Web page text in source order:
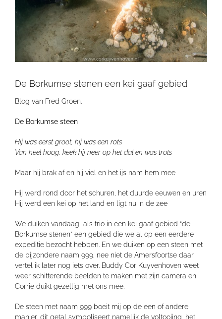
De Borkumse stenen een kei gaaf gebied
Blog van Fred Groen.
De Borkumse steen
Hij was eerst groot, hij was een rots
Van heel hoog, keek hij neer op het dal en was trots
Maar hij brak af en hij viel en het ijs nam hem mee
Hij werd rond door het schuren, het duurde eeuwen en uren
Hij werd een kei op het land en ligt nu in de zee
We duiken vandaag als trio in een kei gaaf gebied “de
Borkumse stenen” een gebied die we al op een eerdere
expeditie bezocht hebben. En we duiken op een steen met
de bijzondere naam 999, nee niet de Amersfoortse daar
vertel ik later nog iets over. Buddy Cor Kuyvenhoven weet
weer schitterende beelden te maken met zijn camera en
Corrie duikt gezellig met ons mee.
De steen met naam 999 boeit mij op de een of andere
manier, dit getal symboliseert namelijk de voltooiing, het